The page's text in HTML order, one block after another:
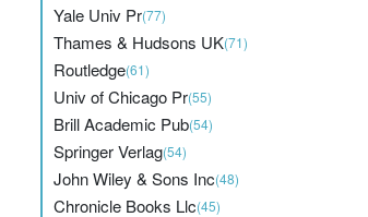
Yale Univ Pr(77)
Thames & Hudsons UK(71)
Routledge(61)
Univ of Chicago Pr(55)
Brill Academic Pub(54)
Springer Verlag(54)
John Wiley & Sons Inc(48)
Chronicle Books Llc(45)